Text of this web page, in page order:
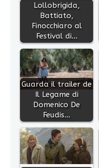
Lollobrigida,
Battiato,
Finocchiaro al
Festival di…
Guarda il trailer de
Il Legame di
Domenico De
Feudis…